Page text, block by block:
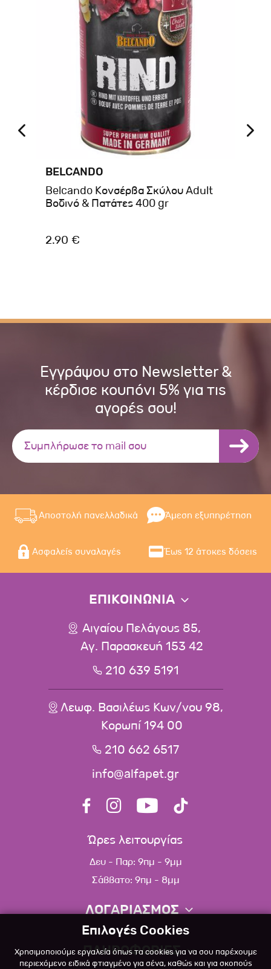
BELCANDO
Belcando Κονσέρβα Σκύλου Adult
Βοδινό & Πατάτες 400 gr
2.90 €
Εγγράψου στο Newsletter &
κέρδισε κουπόνι 5% για τις
αγορές σου!
Αποστολή πανελλαδικά Άμεση εξυπηρέτηση
Ασφαλείς συναλαγές Έως 12 άτοκες δόσεις
ΕΠΙΚΟΙΝΩΝΙΑ
Αιγαίου Πελάγους 85,
Αγ. Παρασκευή 153 42
210 639 5191
Λεωφ. Βασιλέως Κων/νου 98,
Κορωπί 194 00
210 662 6517
info@alfapet.gr
Ώρες λειτουργίας
Δευ - Παρ: 9πμ - 9μμ
Σάββατο: 9πμ - 8μμ
ΛΟΓΑΡΙΑΣΜΟΣ
Πληροφορίες λογαριασμού
Λίστα αγαπημένων
ΠΛΗΡΟΦΟΡΙΕΣ
Επιλογές Cookies
Χρησιμοποιούμε εργαλεία όπως τα cookies για να σου παρέχουμε
περιεχόμενο ειδικά φτιαγμένο για σένα, καθώς και για σκοπούς